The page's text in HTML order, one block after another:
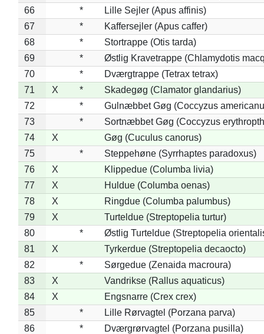
66
*
Lille Sejler (Apus affinis)
67
*
Kaffersejler (Apus caffer)
68
*
Stortrappe (Otis tarda)
69
*
Østlig Kravetrappe (Chlamydotis
70
*
Dværgtrappe (Tetrax tetrax)
71
X *
Skadegøg (Clamator glandarius)
72
*
Gulnæbbet Gøg (Coccyzus
73
*
Sortnæbbet Gøg (Coccyzus
74
X
Gøg (Cuculus canorus)
75
*
Steppehøne (Syrrhaptes paradoxus)
76
X
Klippedue (Columba livia)
77
X
Huldue (Columba oenas)
78
X
Ringdue (Columba palumbus)
79
X
Turteldue (Streptopelia turtur)
80
*
Østlig Turteldue (Streptopelia
81
X
Tyrkerdue (Streptopelia decaocto)
82
*
Sørgedue (Zenaida macroura)
83
X
Vandrikse (Rallus aquaticus)
84
X
Engsnarre (Crex crex)
85
*
Lille Rørvagtel (Porzana parva)
86
*
Dværgrørvagtel (Porzana pusilla)